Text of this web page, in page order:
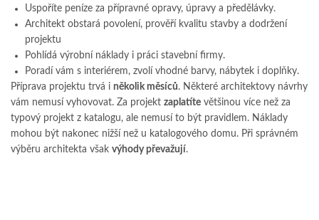
Uspoříte peníze za přípravné opravy, úpravy a předělávky.
Architekt obstará povolení, prověří kvalitu stavby a dodržení
projektu
Pohlídá výrobní náklady i práci stavební firmy.
Poradí vám s interiérem, zvolí vhodné barvy, nábytek i doplňky.
Příprava projektu trvá i několik měsíců. Některé architektovy návrhy
vám nemusí vyhovovat. Za projekt zaplatíte většinou více než za
typový projekt z katalogu, ale nemusí to být pravidlem. Náklady
mohou být nakonec nižší než u katalogového domu. Při správném
výběru architekta však výhody převažují.